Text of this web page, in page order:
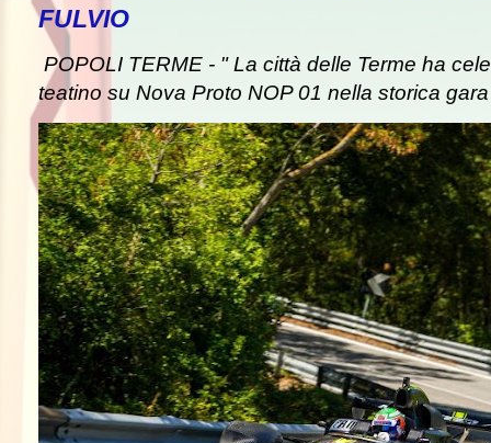
FULVIO
POPOLI TERME - " La città delle Terme ha
teatino su Nova Proto NOP 01 nella storica gara